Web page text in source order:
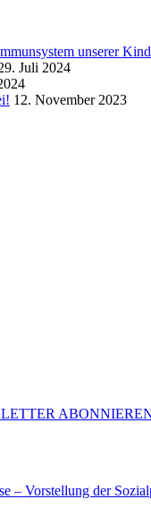
unserer
Juli 2024
12. November 2023
– Vorstellung der